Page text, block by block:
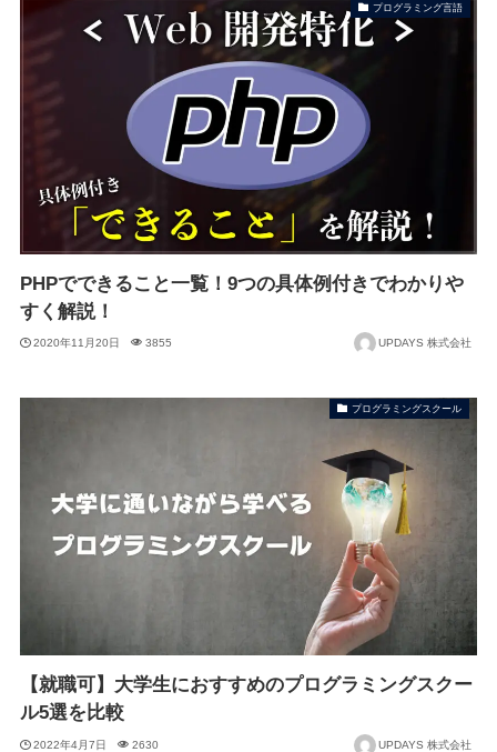
プログラミング言語
PHPでできること一覧！9つの具体例付きでわかりや
すく解説！
2020年11月20日 3855 UPDAYS 株式会社
プログラミングスクール
【就職可】大学生におすすめのプログラミングスクー
ル5選を比較
2022年4月7日 2630 UPDAYS 株式会社